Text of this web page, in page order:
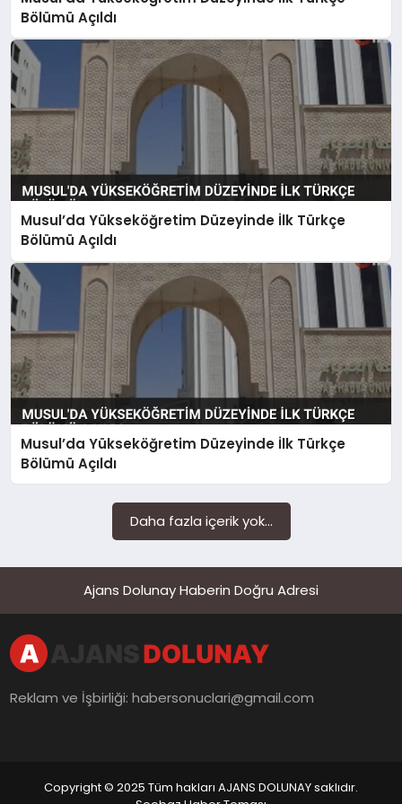
SIYASET
SPOR
YAŞAM
Bölümü Açıldı
Musul’da Yükseköğretim Düzeyinde İlk Türkçe
Bölümü Açıldı
Musul’da Yükseköğretim Düzeyinde İlk Türkçe
Bölümü Açıldı
Daha fazla içerik yok...
Ajans Dolunay Haberin Doğru Adresi
Reklam ve İşbirliği:habersonuclari@gmail.com
Copyright © 2025 Tüm hakları AJANS DOLUNAY saklıdır.